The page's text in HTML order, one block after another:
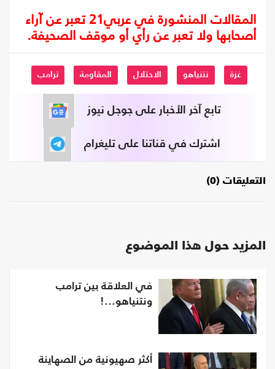
المقالات المنشورة في عربي21 تعبر عن آراء
أصحابها ولا تعبر عن رأي أو موقف الصحيفة.
غزة نتنياهو الاحتلال المقاومة ترامب
تابع آخر الأخبار على جوجل نيوز
اشترك في قناتنا على تليغرام
التعليقات (0)
المزيد حول هذا الموضوع
في العلاقة بين ترامب
ونتنياهو...!
أكثر صهيونية من الصهاينة